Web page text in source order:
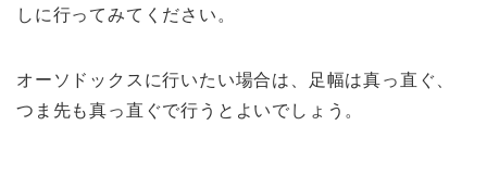
しに行ってみてください。
オーソドックスに行いたい場合は、足幅は真っ直ぐ、
つま先も真っ直ぐで行うとよいでしょう。